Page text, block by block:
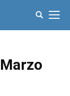
Search: